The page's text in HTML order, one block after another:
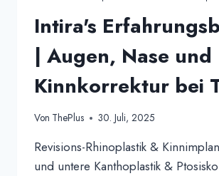
Intira's
| Augen, Nase und
Kinnkorrektur bei
Von ThePlus 30. Juli, 2025
Revisions-Rhinoplastik &
und untere Kanthoplastik &